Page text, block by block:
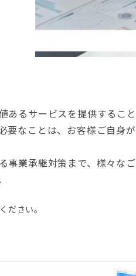
るサービスを提供すること
なことは、お客様ご自身
業承継対策まで、様々なご
ださい。